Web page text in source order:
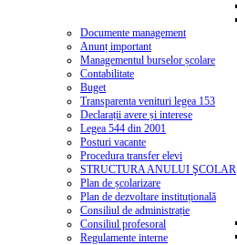
Documente management
Anunț important
Managementul burselor școlare
Contabilitate
Buget
Transparenta venituri legea 153
Declarații avere și interese
Legea 544 din 2001
Posturi vacante
Procedura transfer elevi
STRUCTURA ANULUI ŞCOLAR
Plan de școlarizare
Plan de dezvoltare instituțională
Consiliul de administrație
Consiliul profesoral
Regulamente interne